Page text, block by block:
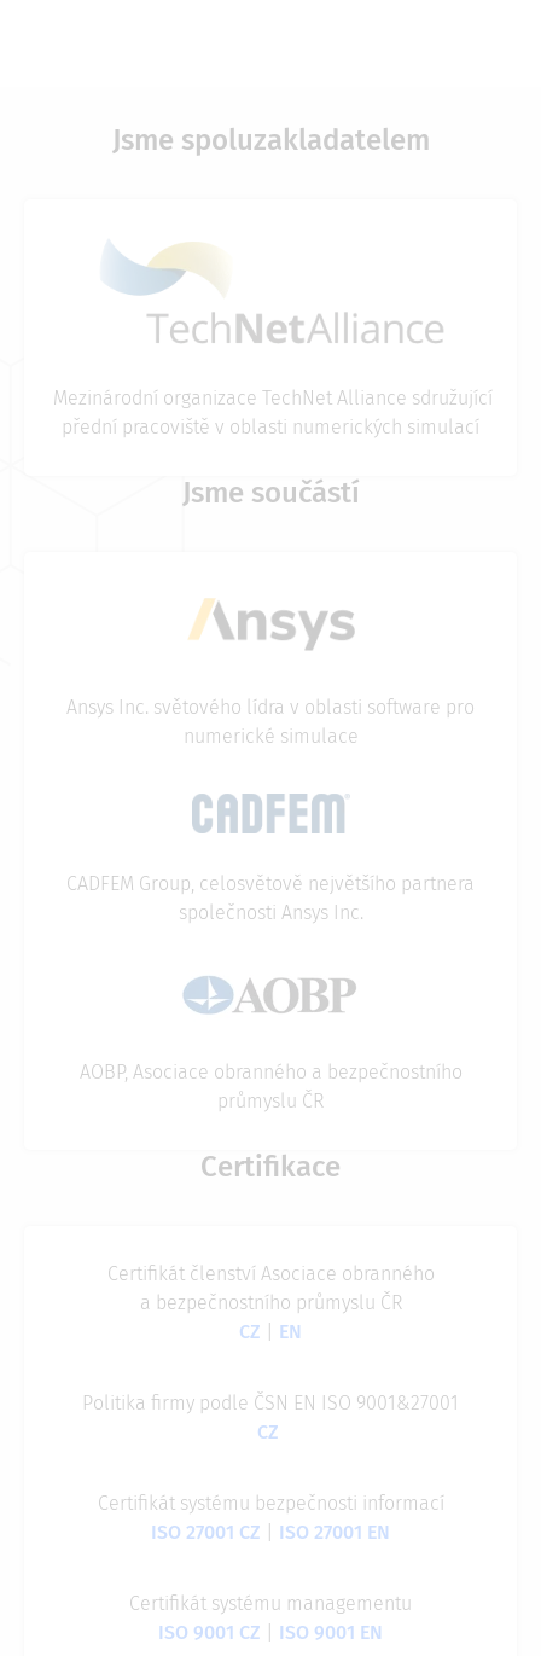
Jsme spoluzakladatelem
Mezinárodní organizace TechNet Alliance sdružující
přední pracoviště v oblasti numerických simulací
Jsme součástí
Ansys Inc. světového lídra v oblasti software pro
numerické simulace
CADFEM Group, celosvětově největšího partnera
společnosti Ansys Inc.
AOBP, Asociace obranného a bezpečnostního
průmyslu ČR
Certifikace
Certifikát členství Asociace obranného
a bezpečnostního průmyslu ČR
CZ
EN
Politika firmy podle ČSN EN ISO 9001&27001
CZ
Certifikát systému bezpečnosti informací
ISO 27001 CZ
ISO 27001 EN
Certifikát systému managementu
ISO 9001 CZ
ISO 9001 EN